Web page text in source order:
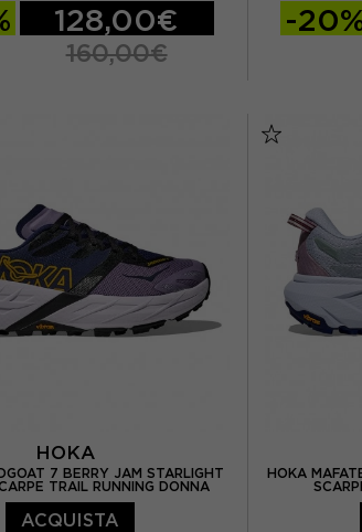
EUR 41 / US 9.5
128,00€
160,00€
EUR 38,5
-
HOKA
7 BERRY JAM STARLIGHT
TRAIL RUNNING DONNA
ACQUISTA
HOKA